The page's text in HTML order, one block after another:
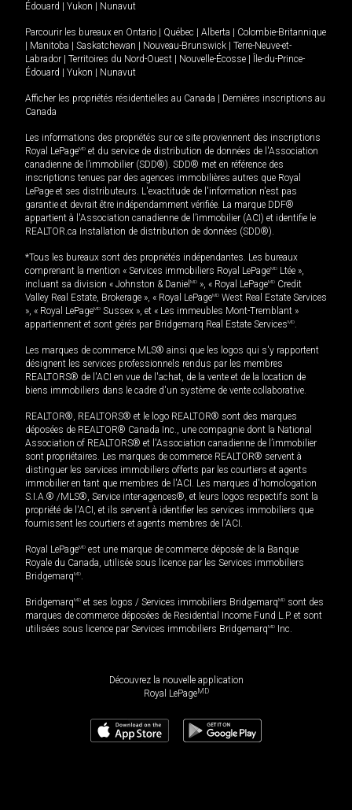
Édouard
Yukon Nunavut
Parcourir les bureaux en Ontario Québec Alberta
Colombie-Britannique
Manitoba Saskatchewan Nouveau-Brunswick
Terre-Neuve-et-
Labrador
Territoires du Nord-Ouest Nouvelle-Écosse
Île-du-Prince-
Édouard
Yukon Nunavut
Afficher les propriétés résidentielles au Canada
Dernières inscriptions au
Canada
Les informations des propriétés sur ce site proviennent des inscriptions
Royal LePageMD et du service de distribution de données de l'Association
canadienne de l’immobilier (SDD®). SDD® met en référence des
inscriptions tenues par des agences immobilières autres que Royal
LePage et ses distributeurs. L'exactitude de l'information n'est pas
garantie et devrait être indépendamment vérifiée. La marque DDF®
appartient à l'Association canadienne de l’immobilier (ACI) et identifie le
REALTOR.ca Installation de distribution de données (SDD®).
*Tous les bureaux sont des propriétés indépendantes. Les bureaux
comprenant la mention « Services immobiliers Royal LePageMD Ltée »,
incluant sa division « Johnston & Daniel MD », « Royal LePageMD Credit
Valley Real Estate, Brokerage », « Royal LePageMD West Real Estate Services
», « Royal LePageMD Sussex », et « Les immeubles Mont-Tremblant »
appartiennent et sont gérés par Bridgemarq Real Estate ServicesMD.
Les marques de commerce MLS® ainsi que les logos qui s'y rapportent
désignent les services professionnels rendus par les membres
REALTORS® de l'ACI en vue de l'achat, de la vente et de la location de
biens immobiliers dans le cadre d'un système de vente collaborative.
REALTOR®, REALTORS® et le logo REALTOR® sont des marques
déposées de REALTOR® Canada Inc., une compagnie dont la National
Association of REALTORS® et l'Association canadienne de l’immobilier
sont propriétaires. Les marques de commerce REALTOR® servent à
distinguer les services immobiliers offerts par les courtiers et agents
immobilier en tant que membres de l'ACI. Les marques d'homologation
S.I.A.® /MLS®, Service inter-agences®, et leurs logos respectifs sont la
propriété de l'ACI, et ils servent à identifier les services immobiliers que
fournissent les courtiers et agents membres de l'ACI.
Royal LePageMD est une marque de commerce déposée de la Banque
Royale du Canada, utilisée sous licence par les Services immobiliers
BridgemarqMD.
BridgemarqMD et ses logos / Services immobiliers BridgemarqMD sont des
marques de commerce déposées de Residential Income Fund L.P. et sont
utilisées sous licence par Services immobiliers BridgemarqMD Inc.
Découvrez la nouvelle application
Royal LePageMD